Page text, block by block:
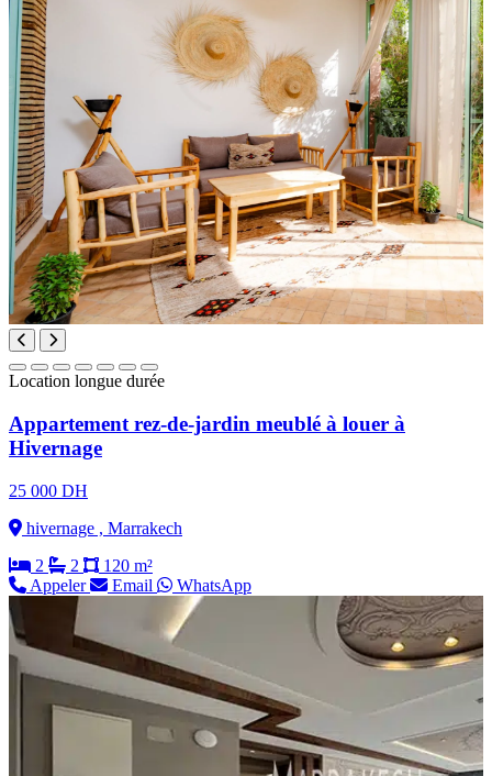
Location longue durée
Appartement rez-de-jardin meublé à louer à
Hivernage
25 000 DH
hivernage , Marrakech
2
2
120 m²
Appeler
Email WhatsApp